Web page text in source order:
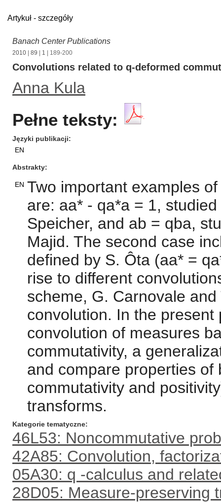
Artykuł - szczegóły
Banach Center Publications
2010 89 1 | 189-200
Convolutions related to q-deformed
Anna Kula
Pełne teksty:
Języki publikacji
EN
Abstrakty
EN Two important examples
are: aa* - qa*a = 1,
Speicher, and ab = qba,
Majid. The second case
defined by S. Ôta (aa* =
rise to different
scheme, G. Carnovale
convolution. In the
convolution of measures
commutativity, a
and compare properties of
commutativity and
transforms.
Kategorie tematyczne
46L53: Noncommutative
42A85: Convolution,
05A30: q -calculus and
28D05: Measure-preserving